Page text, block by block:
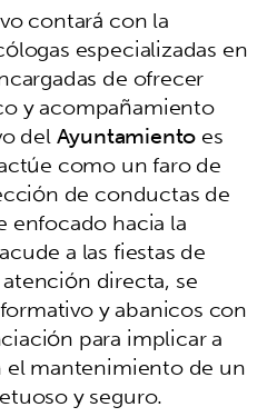
contará con la
especializadas en
de ofrecer
y acompañamiento
delAyuntamientoes
como un faro de
de conductas de
enfocado hacia la
a las fiestas de
directa, se
y abanicos con
para implicar a
mantenimiento de un
y seguro.